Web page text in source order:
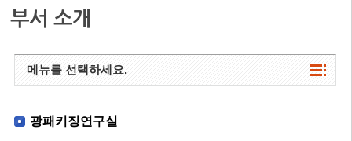
부서 소개
메뉴를 선택하세요.
광패키징연구실